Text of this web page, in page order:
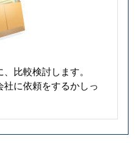
比較検討します。
に依頼をするかしっ